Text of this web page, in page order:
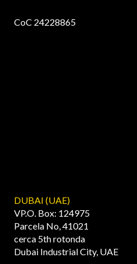
CoC 24228865
DUBAI (UAE)
VP.O. Box: 124975
Parcela No, 41021
cerca 5th rotonda
Dubai Industrial City, UAE